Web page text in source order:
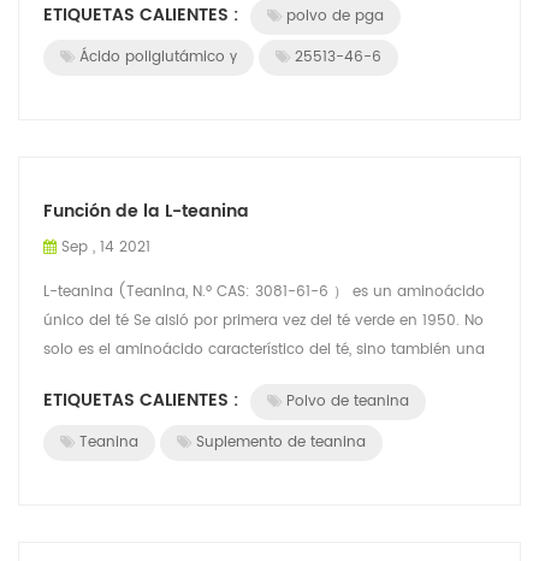
ETIQUETAS CALIENTES :
polvo de pga
Ácido poliglutámico γ
25513-46-6
Función de la L-teanina
Sep , 14 2021
L-teanina (Teanina, N.º CAS: 3081-61-6 ） es un aminoácido
único del té Se aisló por primera vez del té verde en 1950. No
solo es el aminoácido característico del té, sino también una
ETIQUETAS CALIENTES :
Polvo de teanina
Teanina
Suplemento de teanina